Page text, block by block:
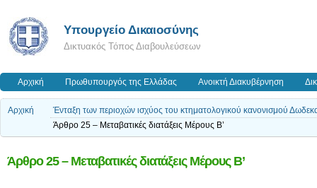
Υπουργείο Δικαιοσύνης
Δικτυακός Τόπος Διαβουλεύσεων
Αρχική Πρωθυπουργός της Ελλάδας Ανοικτή Διακυβέρνηση
Αρχική
Ένταξη των περιοχών ισχύος του κτηματολογικού κανονισμού
Άρθρο 25 – Μεταβατικές διατάξεις Μέρους Β’
Άρθρο 25 – Μεταβατικές διατάξεις Μέρους Β’